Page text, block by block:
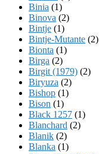
Binia (1)
Binova (2)
Bintje (1)
Bintje-Mutante (2)
Bionta (1)
Birga (2)
Birgit (1979) (2)
Biryuza (2)
Bishop (1)
Bison (1)
Black 1257 (1)
Blanchard (2)
Blanik (2)
Blanka (1)